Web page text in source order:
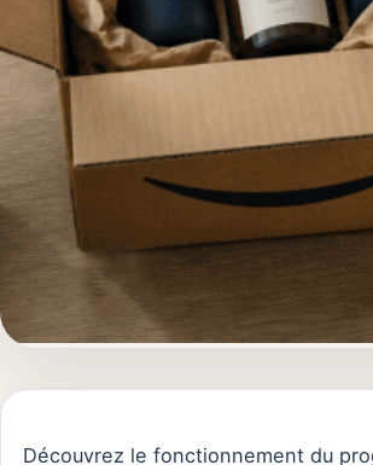
Découvrez le fonctionnement du